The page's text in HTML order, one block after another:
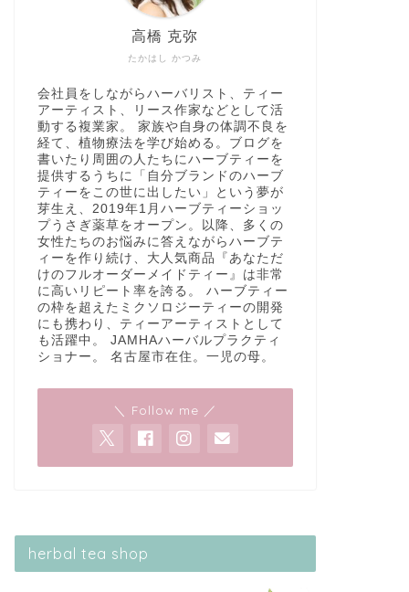
たかはし かつみ
高橋 克弥
会社員をしながらハーバリスト、ティー
アーティスト、リース作家などとして活
動する複業家。 家族や自身の体調不良を
経て、植物療法を学び始める。ブログを
書いたり周囲の人たちにハーブティーを
提供するうちに「自分ブランドのハーブ
ティーをこの世に出したい」という夢が
芽生え、2019年1月ハーブティーショッ
プうさぎ薬草をオープン。以降、多くの
女性たちのお悩みに答えながらハーブテ
ィーを作り続け、大人気商品『あなただ
けのフルオーダーメイドティー』は非常
に高いリピート率を誇る。 ハーブティー
の枠を超えたミクソロジーティーの開発
にも携わり、ティーアーティストとして
も活躍中。 JAMHAハーバルプラクティ
ショナー。 名古屋市在住。一児の母。
＼ Follow me ／
herbal tea shop